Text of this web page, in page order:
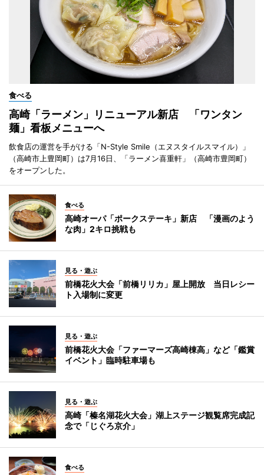
食べる
高崎「ラーメン」リニューアル新店 「ワンタン
麺」看板メニューへ
飲食店の運営を手がける「N-Style Smile（エヌスタイルスマイル）」
（高崎市上豊岡町）は7月16日、「ラーメン喜重軒」（高崎市豊岡町）
をオープンした。
食べる
高崎オーパ「ポークステーキ」新店 「漫画のよう
な肉」2キロ挑戦も
見る・遊ぶ
前橋花火大会「前橋リリカ」屋上開放 当日レシー
ト入場制に変更
見る・遊ぶ
前橋花火大会「ファーマーズ高崎棟高」など「鑑賞
イベント」臨時駐車場も
見る・遊ぶ
高崎「榛名湖花火大会」湖上ステージ観覧席完成記
念で「じぐろ京介」
食べる